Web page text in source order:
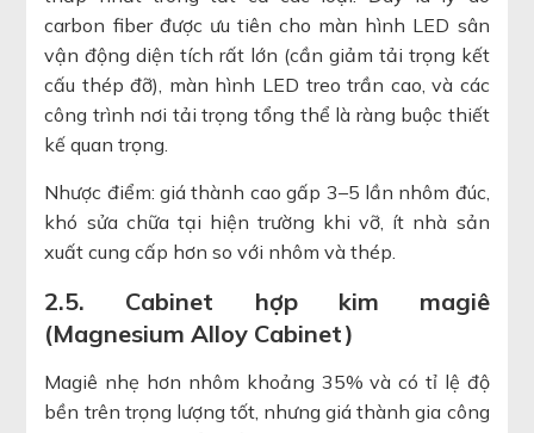
carbon fiber được ưu tiên cho màn hình LED sân
vận động diện tích rất lớn (cần giảm tải trọng kết
cấu thép đỡ), màn hình LED treo trần cao, và các
công trình nơi tải trọng tổng thể là ràng buộc thiết
kế quan trọng.
Nhược điểm: giá thành cao gấp 3–5 lần nhôm đúc,
khó sửa chữa tại hiện trường khi vỡ, ít nhà sản
xuất cung cấp hơn so với nhôm và thép.
2.5. Cabinet hợp kim magiê
(Magnesium Alloy Cabinet)
Magiê nhẹ hơn nhôm khoảng 35% và có tỉ lệ độ
bền trên trọng lượng tốt, nhưng giá thành gia công